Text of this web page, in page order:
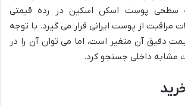
سطحی پوست اسکن اسکین در رده قیمتی
مراقبت از پوست ایرانی قرار می گیرد. با توجه
دقیق آن متغیر است، اما می توان آن را در
مشابه داخلی جستجو کرد.